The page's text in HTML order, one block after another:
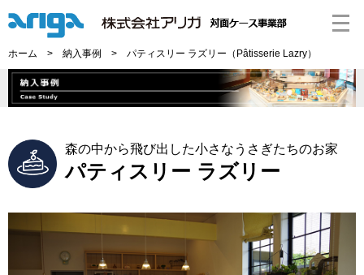
ホーム > 納入事例 > パティスリー ラズリー（Pâtisserie Lazry）
森の中から飛び出した小さなうさぎたちのお家
パティスリー ラズリー